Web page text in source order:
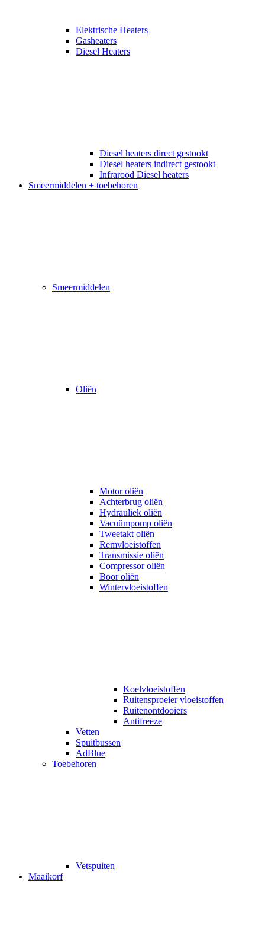
Elektrische Heaters
Gasheaters
Diesel Heaters
Diesel heaters direct gestookt
Diesel heaters indirect gestookt
Infrarood Diesel heaters
Smeermiddelen + toebehoren
Smeermiddelen
Oliën
Motor oliën
Achterbrug oliën
Hydrauliek oliën
Vacuümpomp oliën
Tweetakt oliën
Remvloeistoffen
Transmissie oliën
Compressor oliën
Boor oliën
Wintervloeistoffen
Koelvloeistoffen
Ruitensproeier vloeistoffen
Ruitenontdooiers
Antifreeze
Vetten
Spuitbussen
AdBlue
Toebehoren
Vetspuiten
Maaikorf